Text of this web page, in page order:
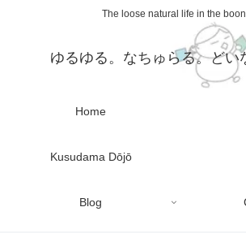
The loose natural life in the
ゆるゆる。なちゅらる。どい
Home
Kusudama Dōjō
Blog